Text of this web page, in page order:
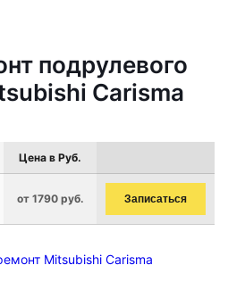
подрулевого
Carisma
Цена в Руб.
от 1790 руб. Записаться
Mitsubishi Carisma